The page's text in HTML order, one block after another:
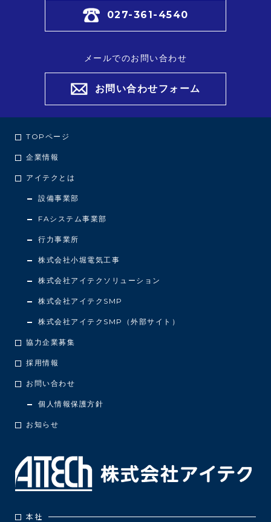
027-361-4540
メールでのお問い合わせ
お問い合わせフォーム
TOPページ
企業情報
アイテクとは
設備事業部
FAシステム事業部
行力事業所
株式会社小堀電気工事
株式会社アイテクソリューション
株式会社アイテクSMP
株式会社アイテクSMP（外部サイト）
協力企業募集
採用情報
お問い合わせ
個人情報保護方針
お知らせ
本社